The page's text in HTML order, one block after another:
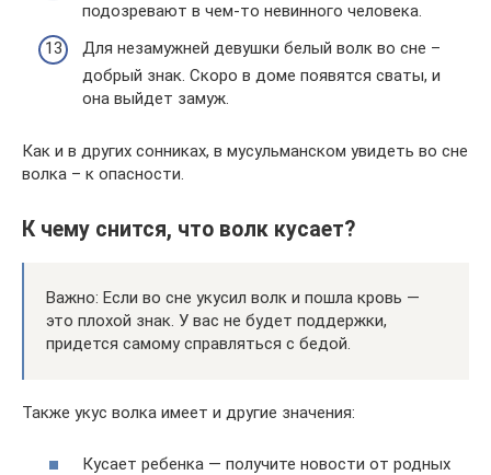
подозревают в чем-то невинного человека.
Для незамужней девушки белый волк во сне –
добрый знак. Скоро в доме появятся сваты, и
она выйдет замуж.
Как и в других сонниках, в мусульманском увидеть во сне
волка – к опасности.
К чему снится, что волк кусает?
Важно: Если во сне укусил волк и пошла кровь —
это плохой знак. У вас не будет поддержки,
придется самому справляться с бедой.
Также укус волка имеет и другие значения:
Кусает ребенка — получите новости от родных